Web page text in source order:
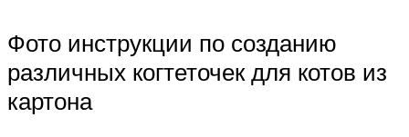
Фото инструкции по созданию
различных когтеточек для котов из
картона